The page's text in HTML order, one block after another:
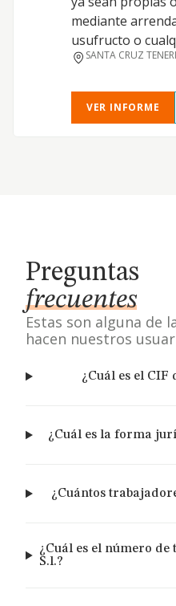
mediante
usufructo o
SANTA CRUZ
VER INFORME
Preguntas
frecuentes
Estas son alguna de
hacen nuestros
¿Cuál es el CIF
¿Cuál es la forma
¿Cuántos
¿Cuál es el número de
S.l.?